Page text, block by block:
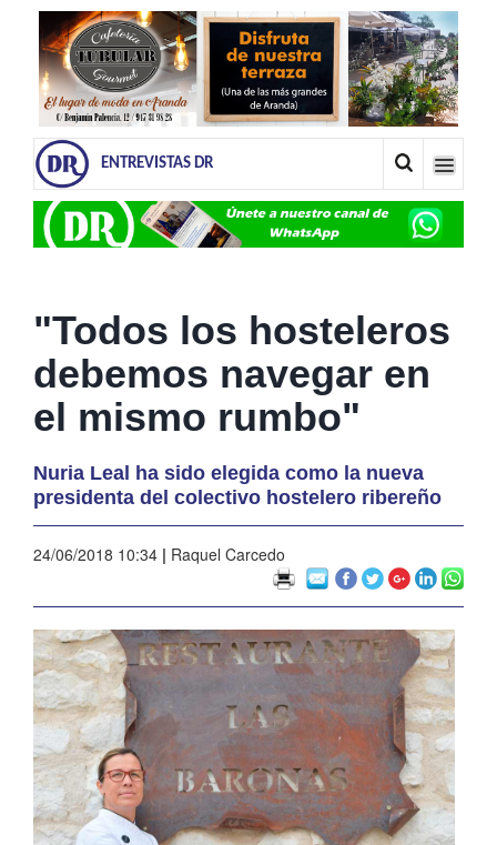
ENTREVISTAS DR
"Todos los hosteleros
debemos navegar en
el mismo rumbo"
Nuria Leal ha sido elegida como la nueva
presidenta del colectivo hostelero ribereño
24/06/2018 10:34 | Raquel Carcedo